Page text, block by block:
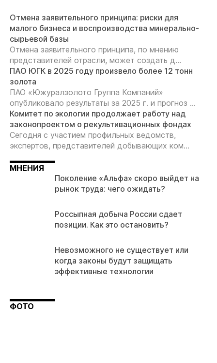
Отмена заявительного принципа: риски для
малого бизнеса и воспроизводства минерально-
сырьевой базы
Отмена заявительного принципа, по мнению
представителей отрасли, может создать д...
ПАО ЮГК в 2025 году произвело более 12 тонн
золота
ПАО «Южуралзолото Группа Компаний»
опубликовало результаты за 2025 г. и прогноз ...
Комитет по экологии продолжает работу над
законопроектом о рекультивационных фондах
Сегодня с участием профильных ведомств,
экспертов, представителей добывающих ком...
МНЕНИЯ
Поколение «Альфа» скоро выйдет на
рынок труда: чего ожидать?
Россыпная добыча России сдает
позиции. Как это остановить?
Невозможного не существует или
когда законы будут защищать
эффективные технологии
ФОТО